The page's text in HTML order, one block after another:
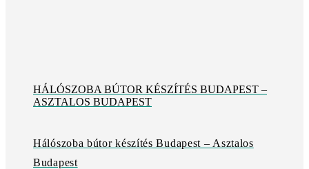
HÁLÓSZOBA BÚTOR KÉSZÍTÉS BUDAPEST –
ASZTALOS BUDAPEST
Hálószoba bútor készítés Budapest – Asztalos
Budapest